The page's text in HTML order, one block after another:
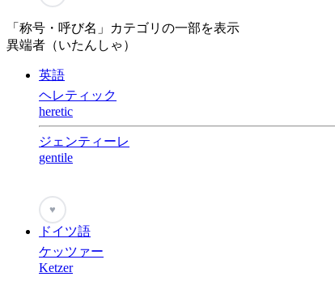
「称号・呼び名」カテゴリの一部を表示
異端者（いたんしゃ）
英語
ヘレティック
heretic
ジェンティーレ
gentile
♥
ドイツ語
ケッツァー
Ketzer